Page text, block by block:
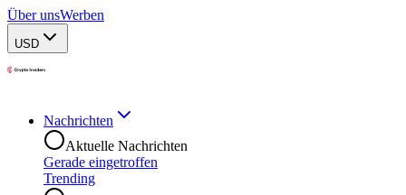
Über unsWerben
USD
Nachrichten
Aktuelle Nachrichten
Gerade eingetroffen
Trending